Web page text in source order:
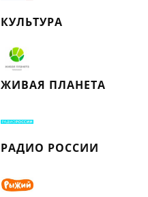
КУЛЬТУРА
ЖИВАЯ ПЛАНЕТА
РАДИО РОССИИ